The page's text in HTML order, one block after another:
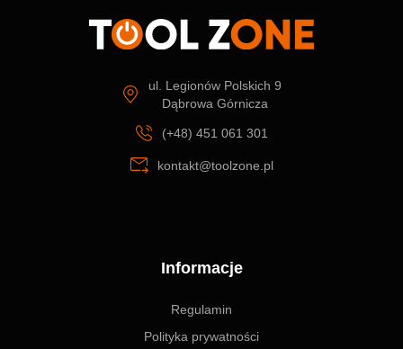
ul. Legionów Polskich 9
Dąbrowa Górnicza
(+48) 451 061 301
kontakt@toolzone.pl
Informacje
Regulamin
Polityka prywatności